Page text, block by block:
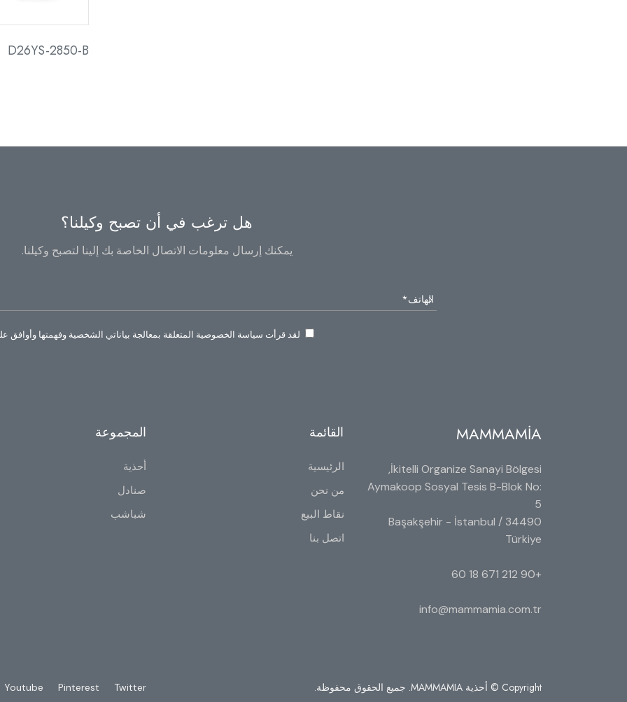
D26YS-2850-B
هل ترغب في أن تصبح وكيلنا؟
يمكنك إرسال معلومات الاتصال الخاصة بك إلينا لتصبح وكيلنا.
لقد قرأت سياسة الخصوصية المتعلقة بمعالجة بياناتي الشخصية وفهمتها وأوافق
MAMMAMİA
İkitelli Organize Sanayi Bölgesi,
Aymakoop Sosyal Tesis B-Blok No:
5
34490 Başakşehir - İstanbul /
Türkiye
+90 212 671 18 60
info@mammamia.com.tr
القائمة
الرئيسية
من نحن
نقاط البيع
اتصل بنا
المجموعة
أحذية
صنادل
شباشب
Copyright © أحذية MAMMAMIA. جميع الحقوق محفوظة. Youtube Pinterest Twitter